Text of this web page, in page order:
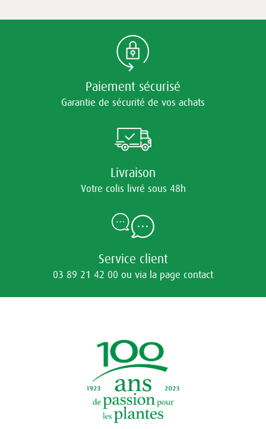
Paiement sécurisé
Garantie de sécurité de vos achats
Livraison
Votre colis livré sous 48h
Service client
03 89 21 42 00 ou via la page contact